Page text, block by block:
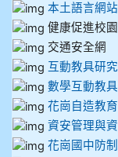
本土語言網站
健康促進校
交通安全網
互動教具研
數學互動教
花崗自造教
資安管理與
花崗國中防